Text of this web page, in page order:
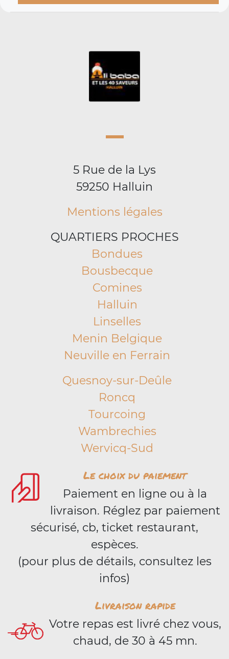
5 Rue de la Lys
59250 Halluin
Mentions légales
QUARTIERS PROCHES
Bondues
Bousbecque
Comines
Halluin
Linselles
Menin Belgique
Neuville en Ferrain
Quesnoy-sur-Deûle
Roncq
Tourcoing
Wambrechies
Wervicq-Sud
Le choix du paiement
Paiement en ligne ou à la
livraison. Réglez par paiement
sécurisé, cb, ticket restaurant,
espèces.
(pour plus de détails, consultez les
infos)
Livraison rapide
Votre repas est livré chez vous,
chaud, de 30 à 45 mn.